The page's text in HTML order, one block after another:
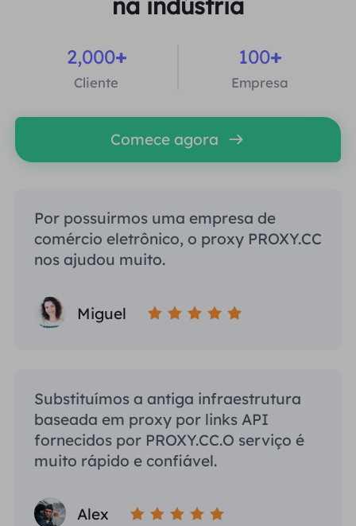
na indústria
2,000+
Cliente
100+
Empresa
Comece agora
Por possuirmos uma empresa de
comércio eletrônico, o proxy PROXY.CC
nos ajudou muito.
Miguel
Substituímos a antiga infraestrutura
baseada em proxy por links API
fornecidos por PROXY.CC.O serviço é
muito rápido e confiável.
Alex